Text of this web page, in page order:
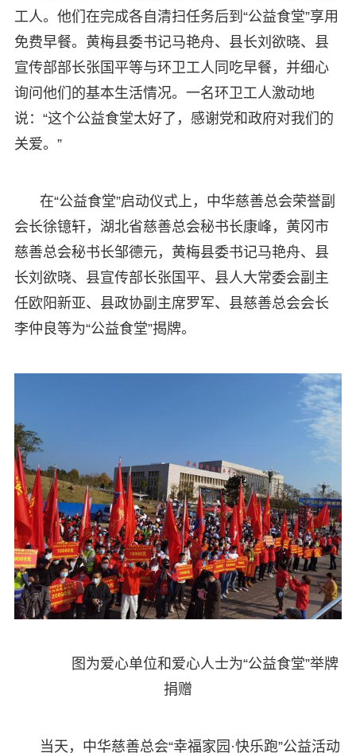
工人。他们在完成各自清扫任务后到“公益食堂”享用
免费早餐。黄梅县委书记马艳舟、县长刘欲晓、县
宣传部部长张国平等与环卫工人同吃早餐，并细心
询问他们的基本生活情况。一名环卫工人激动地
说：“这个公益食堂太好了，感谢党和政府对我们的
关爱。”
在“公益食堂”启动仪式上，中华慈善总会荣誉副
会长徐镱轩，湖北省慈善总会秘书长康峰，黄冈市
慈善总会秘书长邹德元，黄梅县委书记马艳舟、县
长刘欲晓、县宣传部长张国平、县人大常委会副主
任欧阳新亚、县政协副主席罗军、县慈善总会会长
李仲良等为“公益食堂”揭牌。
图为爱心单位和爱心人士为“公益食堂”举牌
捐赠
当天，中华慈善总会“幸福家园·快乐跑”公益活动